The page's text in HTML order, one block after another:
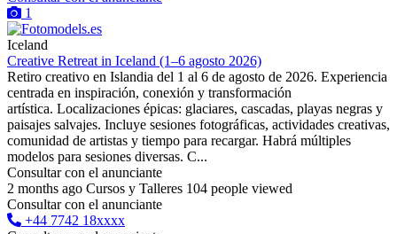
1
Iceland
Creative Retreat in Iceland (1–6 agosto 2026)
Retiro creativo en Islandia del 1 al 6 de agosto de 2026. Experiencia
centrada en inspiración, conexión y transformación
artística. Localizaciones épicas: glaciares, cascadas, playas negras y
paisajes salvajes. Incluye sesiones fotográficas, actividades creativas,
comunidad de artistas y tiempo para recargar. Habrá múltiples
modelos para sesiones diversas. C...
Consultar con el anunciante
2 months ago Cursos y Talleres 104 people viewed
Consultar con el anunciante
+44 7742 18xxxx